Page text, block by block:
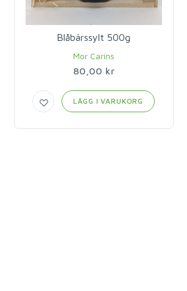
Blåbärssylt 500g
Mor Carins
80,00 kr
LÄGG I VARUKORG